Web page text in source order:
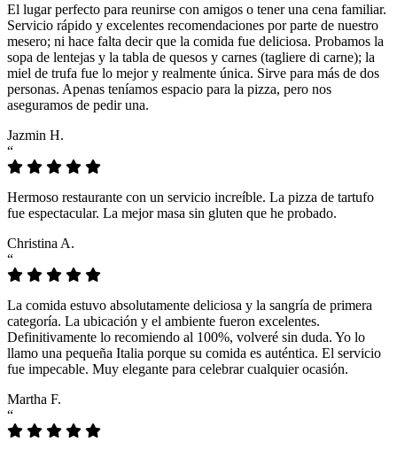
El lugar perfecto para reunirse con amigos o tener una cena familiar.
Servicio rápido y excelentes recomendaciones por parte de nuestro
mesero; ni hace falta decir que la comida fue deliciosa. Probamos la
sopa de lentejas y la tabla de quesos y carnes (tagliere di carne); la
miel de trufa fue lo mejor y realmente única. Sirve para más de dos
personas. Apenas teníamos espacio para la pizza, pero nos
aseguramos de pedir una.
Jazmin H.
“
Hermoso restaurante con un servicio increíble. La pizza de tartufo
fue espectacular. La mejor masa sin gluten que he probado.
Christina A.
“
La comida estuvo absolutamente deliciosa y la sangría de primera
categoría. La ubicación y el ambiente fueron excelentes.
Definitivamente lo recomiendo al 100%, volveré sin duda. Yo lo
llamo una pequeña Italia porque su comida es auténtica. El servicio
fue impecable. Muy elegante para celebrar cualquier ocasión.
Martha F.
“